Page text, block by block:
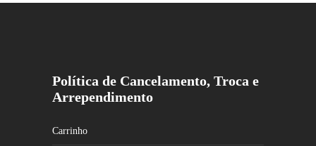
Política de Cancelamento, Troca e
Arrependimento
Carrinho